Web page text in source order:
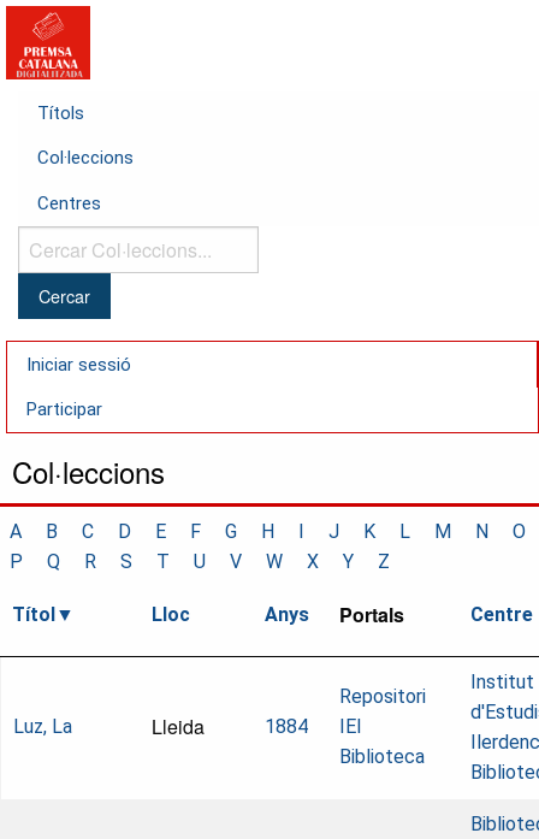
Títols
Col·leccions
Centres
Cercar
Col·leccions...
Iniciar sessió
Participar
Col·leccions
A B C D E F G H I J K L M N
O
P
Q R S T U V W X Y Z
Títol Lloc Anys Portals Centre
Luz, La Lleida 1884
Repositori
IEI
Biblioteca
Institut